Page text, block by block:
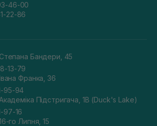
46-00
22-86
Бандери, 45
13-79
Франка, 36
95-94
Підстригача, 1В (Duck's Lake)
97-16
го Липня, 15